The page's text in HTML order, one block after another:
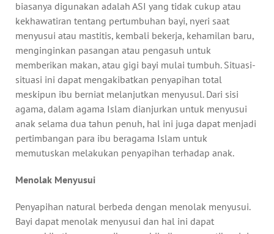
biasanya digunakan adalah ASI yang tidak cukup atau
kekhawatiran tentang pertumbuhan bayi, nyeri saat
menyusui atau mastitis, kembali bekerja, kehamilan baru,
menginginkan pasangan atau pengasuh untuk
memberikan makan, atau gigi bayi mulai tumbuh. Situasi-
situasi ini dapat mengakibatkan penyapihan total
meskipun ibu berniat melanjutkan menyusul. Dari sisi
agama, dalam agama Islam dianjurkan untuk menyusui
anak selama dua tahun penuh, hal ini juga dapat menjadi
pertimbangan para ibu beragama Islam untuk
memutuskan melakukan penyapihan terhadap anak.
Menolak Menyusui
Penyapihan natural berbeda dengan menolak menyusui.
Bayi dapat menolak menyusui dan hal ini dapat